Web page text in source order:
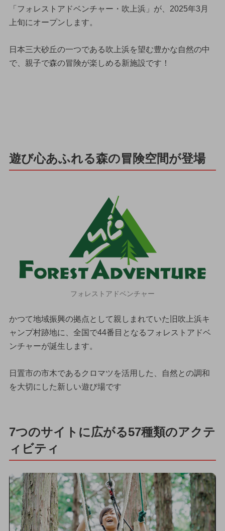
「フォレストアドベンチャー・吹上浜」が、2025年3月
上旬にオープンします。
日本三大砂丘の一つである吹上浜を望む豊かな自然の中
で、親子で森の冒険が楽しめる新施設です！
遊び心あふれる森の冒険空間が登場
フォレストアドベンチャー
かつて地域振興の拠点として親しまれていた旧吹上浜キ
ャンプ村跡地に、全国で44番目となるフォレストアドベ
ンチャーが誕生します。
日置市の市木であるクロマツを活用した、自然との調和
を大切にした新しい遊び場です
7つのサイトに広がる57種類のアクテ
ィビティ